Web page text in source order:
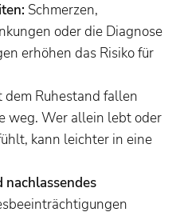
Schmerzen,
oder die Diagnose
erhöhen das Risiko für
dem Ruhestand fallen
weg. Wer allein lebt oder
kann leichter in eine